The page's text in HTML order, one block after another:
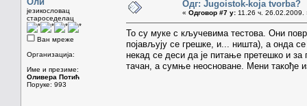
језикословац
староседелац
Ван мреже
Организација:
Име и презиме:
Оливера Потић
Поруке: 993
Одг: Jugoistok-koja tvorba?
« Одговор #7 у: 11.26 ч. 26.02.2009.
То су муке с кључевима тестова. Они
појављују се грешке, и... ништа), а онда
некад се деси да је питање претешко и
тачан, а сумње неосноване. Мени такође